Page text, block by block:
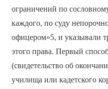
ограничений по
каждого, по суду
офицером»5, и указывали
этого права. Первый
(свидетельство об
училища или кадетского